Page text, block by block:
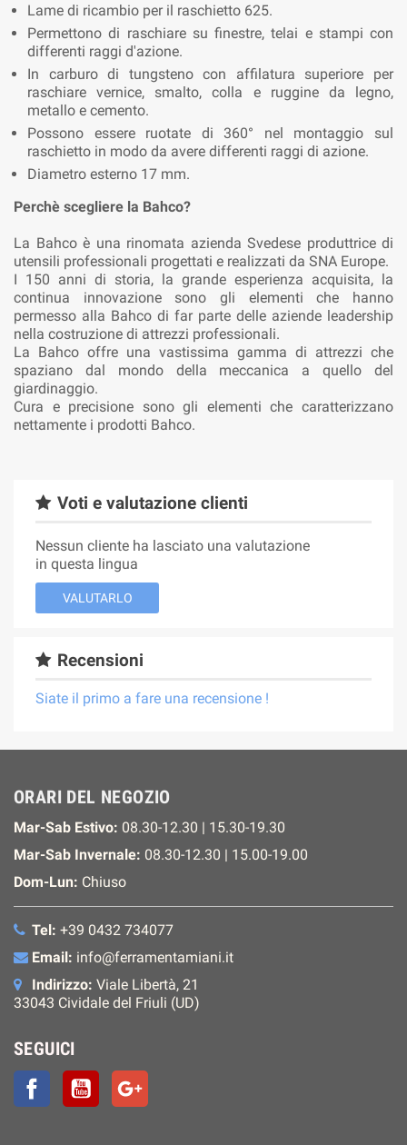
Lame di ricambio per il raschietto 625.
Permettono di raschiare su finestre, telai e stampi con
differenti raggi d'azione.
In carburo di tungsteno con affilatura superiore per
raschiare vernice, smalto, colla e ruggine da legno,
metallo e cemento.
Possono essere ruotate di 360° nel montaggio sul
raschietto in modo da avere differenti raggi di azione.
Diametro esterno 17 mm.
Perchè scegliere la Bahco?
La Bahco è una rinomata azienda Svedese produttrice di
utensili professionali progettati e realizzati da SNA Europe.
I 150 anni di storia, la grande esperienza acquisita, la
continua innovazione sono gli elementi che hanno
permesso alla Bahco di far parte delle aziende leadership
nella costruzione di attrezzi professionali.
La Bahco offre una vastissima gamma di attrezzi che
spaziano dal mondo della meccanica a quello del
giardinaggio.
Cura e precisione sono gli elementi che caratterizzano
nettamente i prodotti Bahco.
Voti e valutazione clienti
Nessun cliente ha lasciato una valutazione
in questa lingua
VALUTARLO
Recensioni
Siate il primo a fare una recensione !
ORARI DEL NEGOZIO
Mar-Sab Estivo: 08.30-12.30 | 15.30-19.30
Mar-Sab Invernale: 08.30-12.30 | 15.00-19.00
Dom-Lun: Chiuso
Tel: +39 0432 734077
Email: info@ferramentamiani.it
Indirizzo: Viale Libertà, 21
33043 Cividale del Friuli (UD)
SEGUICI
FacebookYouTube